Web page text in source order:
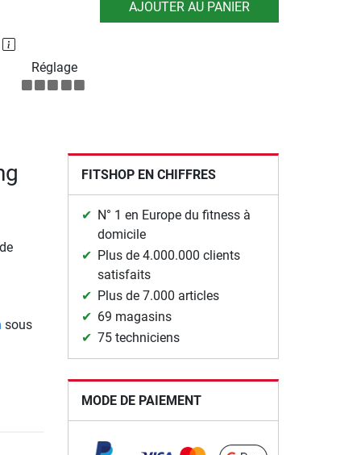
AJOUTER AU PANIER
Réglage
sous
FITSHOP EN CHIFFRES
N° 1 en Europe du fitness à
domicile
Plus de 4.000.000 clients
satisfaits
Plus de 7.000 articles
69 magasins
75 techniciens
MODE DE PAIEMENT